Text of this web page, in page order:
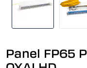
Panel FP65